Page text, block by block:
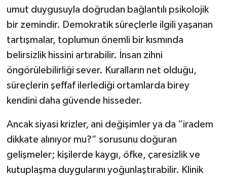
umut duygusuyla doğrudan bağlantılı psikolojik
bir zemindir. Demokratik süreçlerle ilgili yaşanan
tartışmalar, toplumun önemli bir kısmında
belirsizlik hissini artırabilir. İnsan zihni
öngörülebilirliği sever. Kuralların net olduğu,
süreçlerin şeffaf ilerlediği ortamlarda birey
kendini daha güvende hisseder.
Ancak siyasi krizler, ani değişimler ya da “iradem
dikkate alınıyor mu?” sorusunu doğuran
gelişmeler; kişilerde kaygı, öfke, çaresizlik ve
kutuplaşma duygularını yoğunlaştırabilir. Klinik